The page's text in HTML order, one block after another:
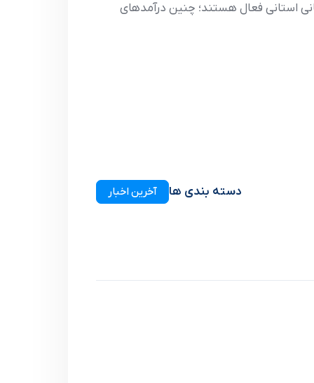
هم اتاق‌های بازرگانی استانی فعال هستند؛ چنین درآمدهای
دسته بندی ها آخرین اخبار